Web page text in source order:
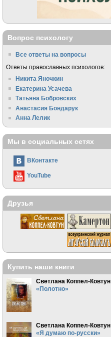
Вопрос психологу
Все ответы на вопросы
Ответы православных психологов:
Никита Яночкин
Екатерина Усачева
Татьяна Бобровских
Анастасия Бондарук
Анна Лелик
Мы в социальных сетях
ВКонтакте
YouTube
Друзья
Купить наши книги
Светлана Коппел-Ковтун
«Полотно»
Светлана Коппел-Ковтун
«Я думаю по-русски»